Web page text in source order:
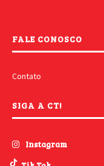
FALE CONOSCO
Contato
SIGA A CT!
Instagram